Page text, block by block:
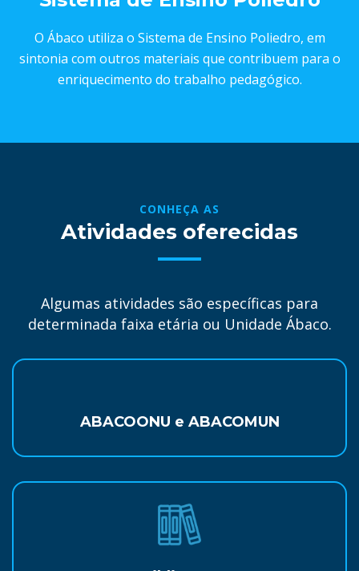
O Ábaco utiliza o Sistema de Ensino Poliedro, em
sintonia com outros materiais que contribuem para o
enriquecimento do trabalho pedagógico.
CONHEÇA AS
Atividades oferecidas
Algumas atividades são específicas para
determinada faixa etária ou Unidade Ábaco.
ABACOONU e ABACOMUN